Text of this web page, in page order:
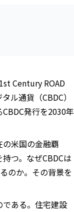
Century ROAD
ル通貨（CBDC）
発行を2030年
米国の金融覇
つ。なぜCBDCは
のか。その背景を
ある。住宅建設